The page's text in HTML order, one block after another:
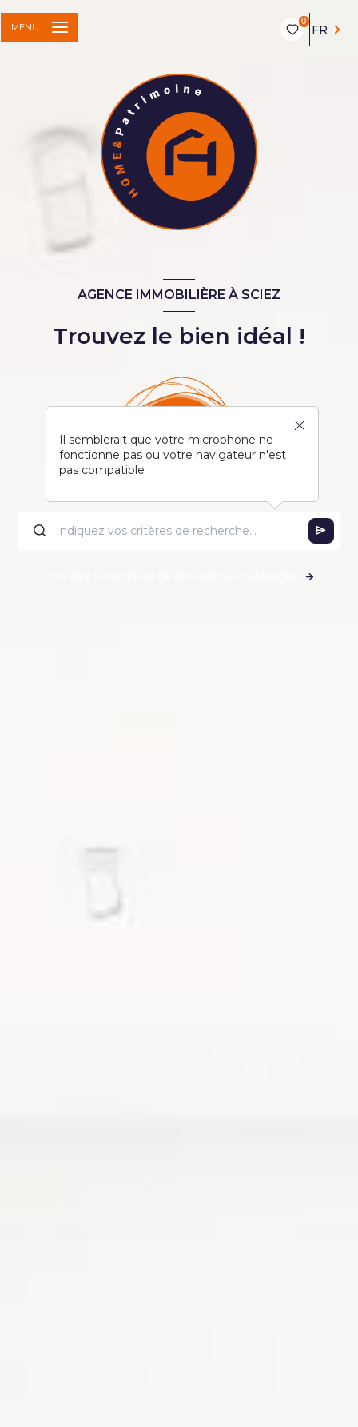
0
FR
MENU
AGENCE IMMOBILIÈRE À SCIEZ
Trouvez le bien idéal !
Il semblerait que votre microphone ne
fonctionne pas ou votre navigateur n'est
pas compatible